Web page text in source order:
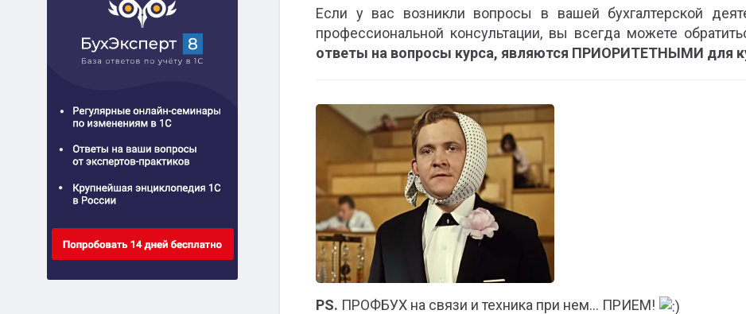
Если у вас возникли вопросы в вашей бухгалтерской
профессиональной консультации, вы всегда можете
ответы на вопросы курса, являются ПРИОРИТЕТНЫМИ для
PS. ПРОФБУХ на связи и техника при нем… ПРИЕМ!